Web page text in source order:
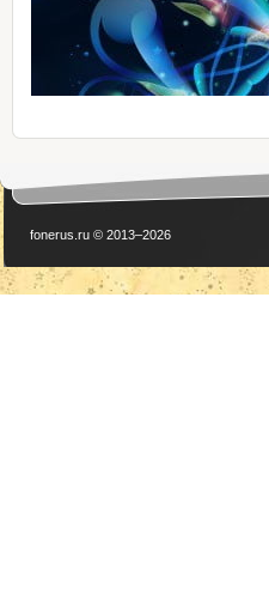
fonerus.ru © 2013–2026